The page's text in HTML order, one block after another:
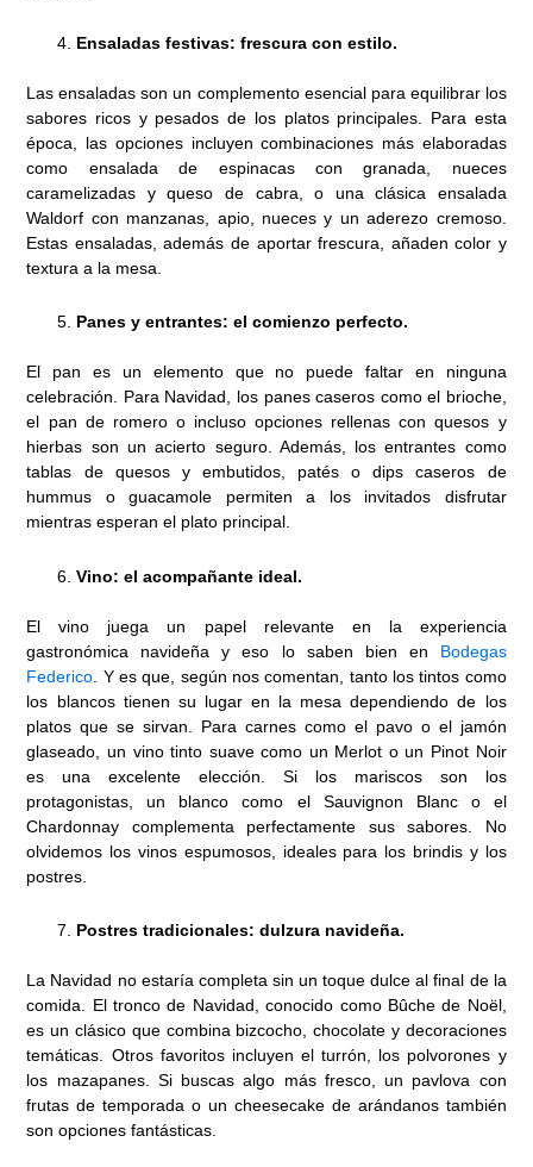
Ensaladas festivas: frescura con estilo.
Las ensaladas son un complemento esencial para equilibrar los
sabores ricos y pesados de los platos principales. Para esta
época, las opciones incluyen combinaciones más elaboradas
como ensalada de espinacas con granada, nueces
caramelizadas y queso de cabra, o una clásica ensalada
Waldorf con manzanas, apio, nueces y un aderezo cremoso.
Estas ensaladas, además de aportar frescura, añaden color y
textura a la mesa.
Panes y entrantes: el comienzo perfecto.
El pan es un elemento que no puede faltar en ninguna
celebración. Para Navidad, los panes caseros como el brioche,
el pan de romero o incluso opciones rellenas con quesos y
hierbas son un acierto seguro. Además, los entrantes como
tablas de quesos y embutidos, patés o dips caseros de
hummus o guacamole permiten a los invitados disfrutar
mientras esperan el plato principal.
Vino: el acompañante ideal.
El vino juega un papel relevante en la experiencia
gastronómica navideña y eso lo saben bien en Bodegas
Federico . Y es que, según nos comentan, tanto los tintos como
los blancos tienen su lugar en la mesa dependiendo de los
platos que se sirvan. Para carnes como el pavo o el jamón
glaseado, un vino tinto suave como un Merlot o un Pinot Noir
es una excelente elección. Si los mariscos son los
protagonistas, un blanco como el Sauvignon Blanc o el
Chardonnay complementa perfectamente sus sabores. No
olvidemos los vinos espumosos, ideales para los brindis y los
postres.
Postres tradicionales: dulzura navideña.
La Navidad no estaría completa sin un toque dulce al final de la
comida. El tronco de Navidad, conocido como Bûche de Noël,
es un clásico que combina bizcocho, chocolate y decoraciones
temáticas. Otros favoritos incluyen el turrón, los polvorones y
los mazapanes. Si buscas algo más fresco, un pavlova con
frutas de temporada o un cheesecake de arándanos también
son opciones fantásticas.